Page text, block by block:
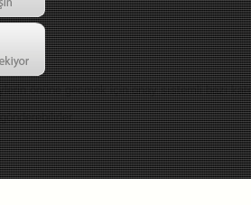
önüne gecmek için onay sıstemli bazi